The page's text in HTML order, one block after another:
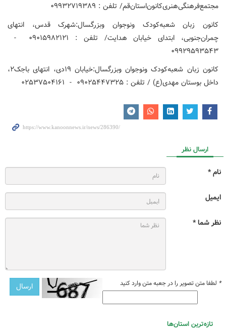
مجتمع‌فرهنگی‌هنری‌کانون‌استان‌قم/ تلفن : ۰۹۹۳۲۷۱۹۳۸۹
کانون زبان شعبه‌کودک ونوجوان وبزرگسال:شهرک قدس، انتهای
چمران‌جنوبی، ابتدای خیابان هدایت/ تلفن : ۰۹۰۱۵۹۸۲۱۲۱ -
۰۹۹۲۹۵۹۳۵۴۳
کانون زبان شعبه‌کودک ونوجوان وبزرگسال:خیابان ۱۹دی، انتهای باجک۲،
داخل بوستان مهدی(ع) / تلفن : ۰۹۰۲۵۴۴۷۳۲۵ - ۰۲۵۳۷۵۰۴۱۶۱
ارسال نظر
نام *
ایمیل
نظر شما *
* لطفا متن تصویر را در جعبه متن وارد کنید
تازه‌ترین استان‌ها